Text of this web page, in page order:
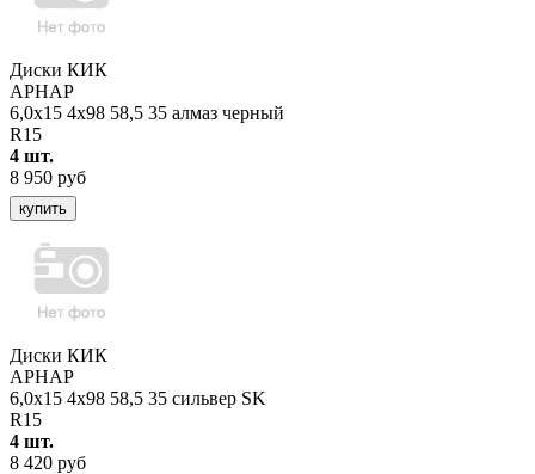
Диски КИК
АРНАР
6,0x15 4x98 58,5 35 алмаз черный
R15
4 шт.
8 950 руб
купить
Диски КИК
АРНАР
6,0x15 4x98 58,5 35 сильвер SK
R15
4 шт.
8 420 руб